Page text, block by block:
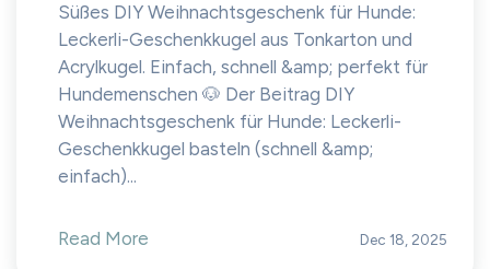
Süßes DIY Weihnachtsgeschenk für Hunde:
Leckerli-Geschenkkugel aus Tonkarton und
Acrylkugel. Einfach, schnell &amp; perfekt für
Hundemenschen 🐶 Der Beitrag DIY
Weihnachtsgeschenk für Hunde: Leckerli-
Geschenkkugel basteln (schnell &amp;
einfach)...
Read More Dec 18, 2025